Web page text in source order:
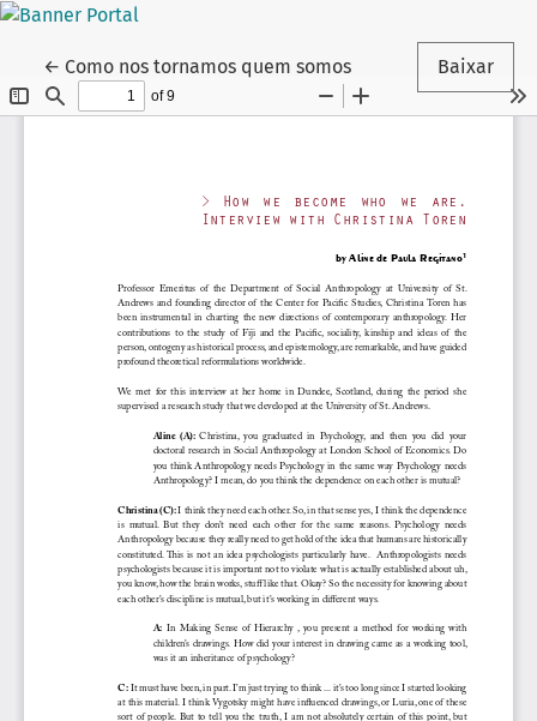
← Voltar aos Detalhes do Artigo
Como nos tornamos quem somos Baixar